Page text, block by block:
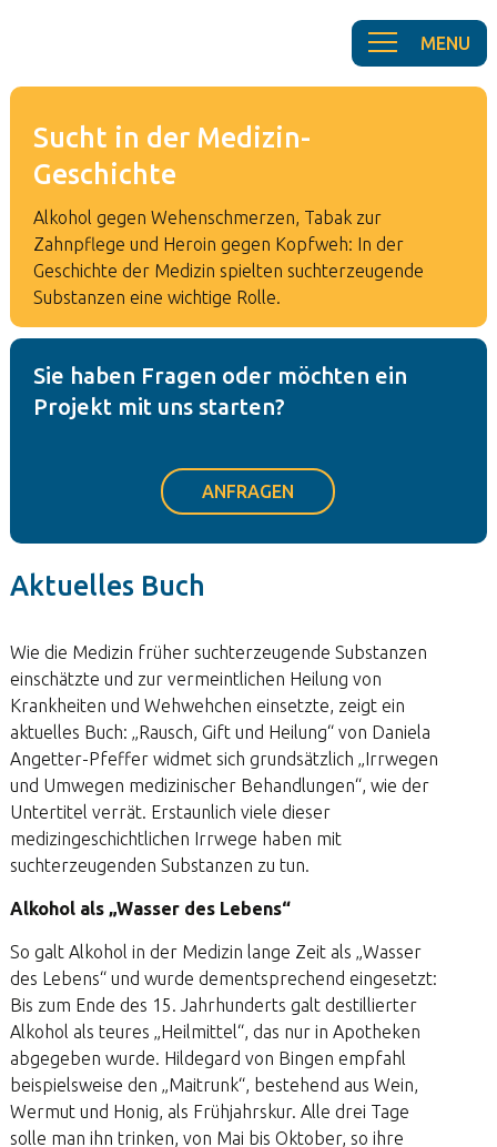
Sucht in der Medizin-
Geschichte
Alkohol gegen Wehenschmerzen, Tabak zur
Zahnpflege und Heroin gegen Kopfweh: In der
Geschichte der Medizin spielten suchterzeugende
Substanzen eine wichtige Rolle.
Sie haben Fragen oder möchten ein
Projekt mit uns starten?
ANFRAGEN
Aktuelles Buch
Wie die Medizin früher suchterzeugende Substanzen
einschätzte und zur vermeintlichen Heilung von
Krankheiten und Wehwehchen einsetzte, zeigt ein
aktuelles Buch: „Rausch, Gift und Heilung“ von Daniela
Angetter-Pfeffer widmet sich grundsätzlich „Irrwegen
und Umwegen medizinischer Behandlungen“, wie der
Untertitel verrät. Erstaunlich viele dieser
medizingeschichtlichen Irrwege haben mit
suchterzeugenden Substanzen zu tun.
Alkohol als „Wasser des Lebens“
So galt Alkohol in der Medizin lange Zeit als „Wasser
des Lebens“ und wurde dementsprechend eingesetzt:
Bis zum Ende des 15. Jahrhunderts galt destillierter
Alkohol als teures „Heilmittel“, das nur in Apotheken
abgegeben wurde. Hildegard von Bingen empfahl
beispielsweise den „Maitrunk“, bestehend aus Wein,
Wermut und Honig, als Frühjahrskur. Alle drei Tage
solle man ihn trinken, von Mai bis Oktober, so ihre